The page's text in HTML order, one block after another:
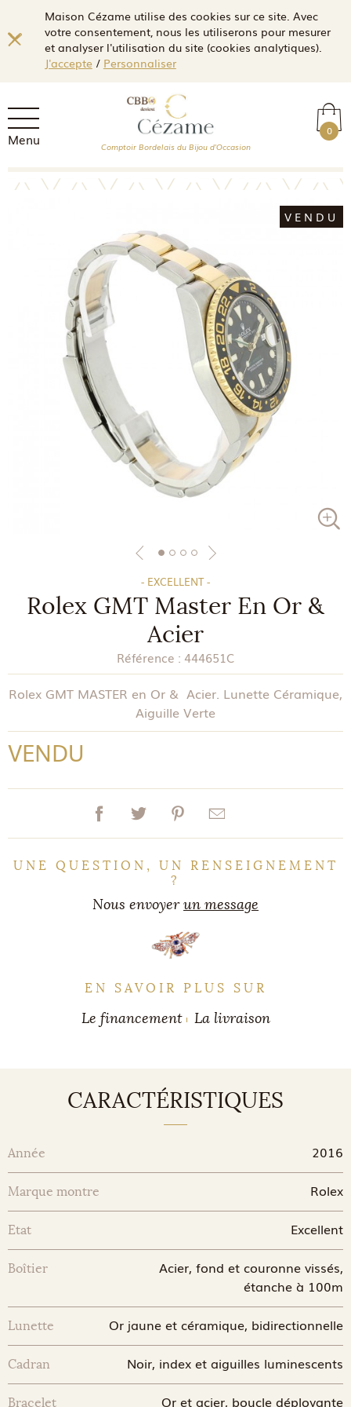
Maison Cézame utilise des cookies sur ce site. Avec
votre consentement, nous les utiliserons pour mesurer
et analyser l'utilisation du site (cookies analytiques).
J'accepte/ Personnaliser
Menu 0
Comptoir Bordelais du Bijou d'Occasion
VENDU
- EXCELLENT -
Rolex GMT Master En Or &
Acier
Référence : 444651C
Rolex GMT MASTER en Or & Acier. Lunette Céramique,
Aiguille Verte
VENDU
UNE QUESTION, UN RENSEIGNEMENT
?
Nous envoyerun message
EN SAVOIR PLUS SUR
Le financement La livraison
CARACTÉRISTIQUES
Année 2016
Marque montre Rolex
Etat Excellent
Boîtier
Acier, fond et couronne vissés,
étanche à 100m
Lunette Or jaune et céramique, bidirectionnelle
Cadran Noir, index et aiguilles luminescents
Bracelet Or et acier, boucle déployante